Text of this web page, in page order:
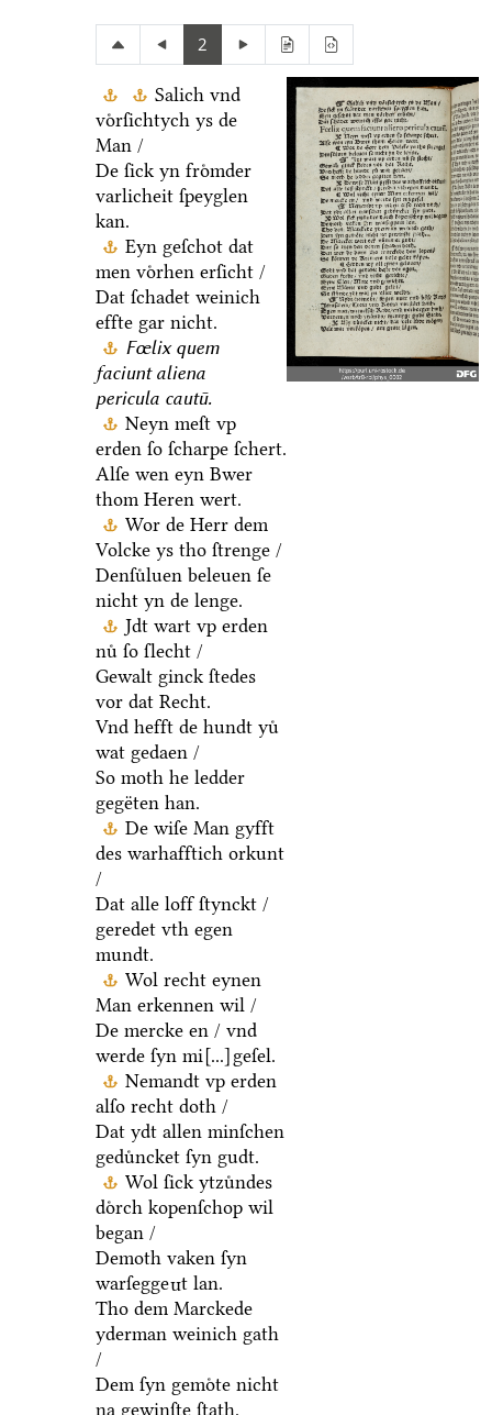
2
Salich vnd
voͤrſichtych ys de
Man /
De ſick yn froͤmder
varlicheit ſpeyglen
kan.
Eyn geſchot dat
men voͤrhen erſicht /
Dat ſchadet weinich
effte gar nicht.
Fœlix quem
faciunt aliena
pericula cautū.
Neyn meſt vp
erden ſo ſcharpe ſchert.
Alſe wen eyn Bwer
thom Heren wert.
Wor de Herr dem
Volcke ys tho ſtrenge /
Denſuͤluen beleuen ſe
nicht yn de lenge.
Jdt wart vp erden
nuͤ ſo ſlecht /
Gewalt ginck ſtedes
vor dat Recht.
Vnd hefft de hundt yuͤ
wat gedaen /
So moth he ledder
gegëten han.
De wiſe Man gyfft
des warhafftich orkunt
/
Dat alle loff ſtynckt /
geredet vth egen
mundt.
Wol recht eynen
Man erkennen wil /
De mercke en / vnd
werde ſyn mi [...] geſel.
Nemandt vp erden
alſo recht doth /
Dat ydt allen minſchen
geduͤncket ſyn gudt.
Wol ſick ytzuͤndes
doͤrch kopenſchop wil
began /
Demoth vaken ſyn
warſeggent lan.
Tho dem Marckede
yderman weinich gath
/
Dem ſyn gemoͤte nicht
na gewinſte ſtath.